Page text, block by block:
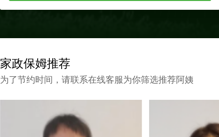
家政保姆推荐
为了节约时间，请联系在线客服为你筛选推荐阿姨